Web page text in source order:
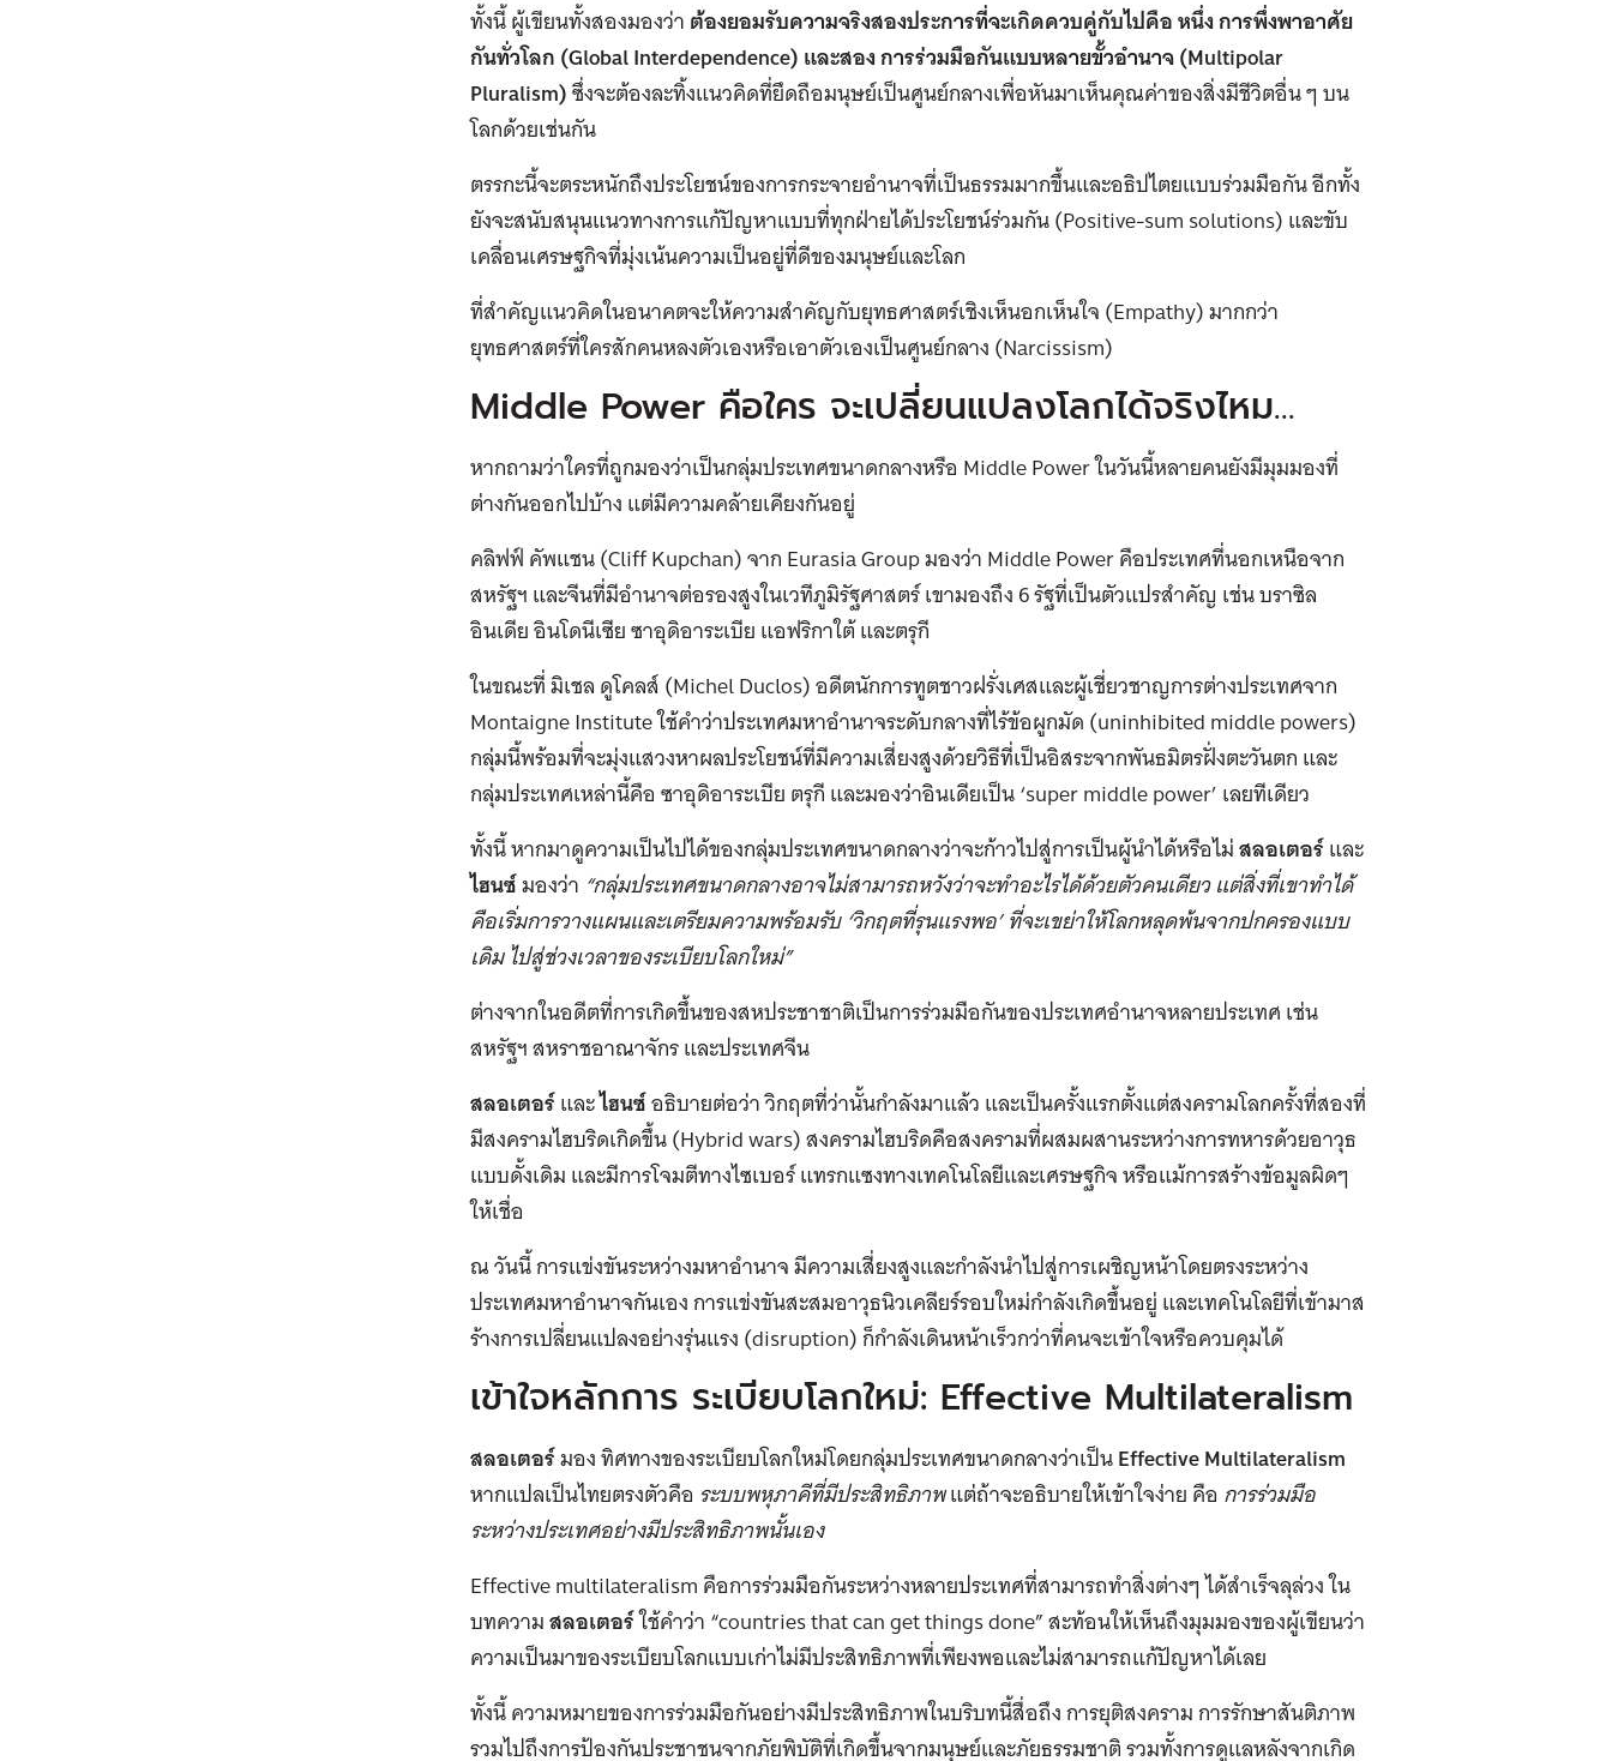
ทั้งนี้ ผู้เขียนทั้งสองมองว่าต้องยอมรับความจริงสองประการที่จะเกิดควบคู่กับไปคือ หนึ่ง การพึ่งพาอาศัย
กันทั่วโลก (Global Interdependence) และสอง การร่วมมือกันแบบหลายขั้วอำนาจ (Multipolar
Pluralism)ซึ่งจะต้องละทิ้งแนวคิดที่ยึดถือมนุษย์เป็นศูนย์กลางเพื่อหันมาเห็นคุณค่าของสิ่งมีชีวิตอื่น ๆ บน
โลกด้วยเช่นกัน
ตรรกะนี้จะตระหนักถึงประโยชน์ของการกระจายอำนาจที่เป็นธรรมมากขึ้นและอธิปไตยแบบร่วมมือกัน อีกทั้ง
ยังจะสนับสนุนแนวทางการแก้ปัญหาแบบที่ทุกฝ่ายได้ประโยชน์ร่วมกัน (Positive-sum solutions) และขับ
เคลื่อนเศรษฐกิจที่มุ่งเน้นความเป็นอยู่ที่ดีของมนุษย์และโลก
ที่สำคัญแนวคิดในอนาคตจะให้ความสำคัญกับยุทธศาสตร์เชิงเห็นอกเห็นใจ (Empathy) มากกว่า
ยุทธศาสตร์ที่ใครสักคนหลงตัวเองหรือเอาตัวเองเป็นศูนย์กลาง (Narcissism)
Middle Power คือใคร จะเปลี่ยนแปลงโลกได้จริงไหม…
หากถามว่าใครที่ถูกมองว่าเป็นกลุ่มประเทศขนาดกลางหรือ Middle Power ในวันนี้หลายคนยังมีมุมมองที่
ต่างกันออกไปบ้าง แต่มีความคล้ายเคียงกันอยู่
คลิฟฟ์ คัพแชน (Cliff Kupchan) จาก Eurasia Group มองว่า Middle Power คือประเทศที่นอกเหนือจาก
สหรัฐฯ และจีนที่มีอำนาจต่อรองสูงในเวทีภูมิรัฐศาสตร์ เขามองถึง 6 รัฐที่เป็นตัวแปรสำคัญ เช่น บราซิล
อินเดีย อินโดนีเซีย ซาอุดิอาระเบีย แอฟริกาใต้ และตรุกี
ในขณะที่ มิเชล ดูโคลส์ (Michel Duclos) อดีตนักการทูตชาวฝรั่งเศสและผู้เชี่ยวชาญการต่างประเทศจาก
Montaigne Institute ใช้คำว่าประเทศมหาอำนาจระดับกลางที่ไร้ข้อผูกมัด (uninhibited middle powers)
กลุ่มนี้พร้อมที่จะมุ่งแสวงหาผลประโยชน์ที่มีความเสี่ยงสูงด้วยวิธีที่เป็นอิสระจากพันธมิตรฝั่งตะวันตก และ
กลุ่มประเทศเหล่านี้คือ ซาอุดิอาระเบีย ตรุกี และมองว่าอินเดียเป็น ‘super middle power’ เลยทีเดียว
ทั้งนี้ หากมาดูความเป็นไปได้ของกลุ่มประเทศขนาดกลางว่าจะก้าวไปสู่การเป็นผู้นำได้หรือไม่สลอเตอร์และ
ไฮนซ์มองว่า “กลุ่มประเทศขนาดกลางอาจไม่สามารถหวังว่าจะทำอะไรได้ด้วยตัวคนเดียว แต่สิ่งที่เขาทำได้
คือเริ่มการวางแผนและเตรียมความพร้อมรับ ‘วิกฤตที่รุนแรงพอ’ ที่จะเขย่าให้โลกหลุดพ้นจากปกครองแบบ
เดิม ไปสู่ช่วงเวลาของระเบียบโลกใหม่”
ต่างจากในอดีตที่การเกิดขึ้นของสหประชาชาติเป็นการร่วมมือกันของประเทศอำนาจหลายประเทศ เช่น
สหรัฐฯ สหราชอาณาจักร และประเทศจีน
สลอเตอร์และไฮนซ์อธิบายต่อว่า วิกฤตที่ว่านั้นกำลังมาแล้ว และเป็นครั้งแรกตั้งแต่สงครามโลกครั้งที่สองที่
มีสงครามไฮบริดเกิดขึ้น (Hybrid wars) สงครามไฮบริดคือสงครามที่ผสมผสานระหว่างการทหารด้วยอาวุธ
แบบดั้งเดิม และมีการโจมตีทางไซเบอร์ แทรกแซงทางเทคโนโลยีและเศรษฐกิจ หรือแม้การสร้างข้อมูลผิดๆ
ให้เชื่อ
ณ วันนี้ การแข่งขันระหว่างมหาอำนาจ มีความเสี่ยงสูงและกำลังนำไปสู่การเผชิญหน้าโดยตรงระหว่าง
ประเทศมหาอำนาจกันเอง การแข่งขันสะสมอาวุธนิวเคลียร์รอบใหม่กำลังเกิดขึ้นอยู่ และเทคโนโลยีที่เข้ามาส
ร้างการเปลี่ยนแปลงอย่างรุ่นแรง (disruption) ก็กำลังเดินหน้าเร็วกว่าที่คนจะเข้าใจหรือควบคุมได้
เข้าใจหลักการ ระเบียบโลกใหม่: Effective Multilateralism
สลอเตอร์มอง ทิศทางของระเบียบโลกใหม่โดยกลุ่มประเทศขนาดกลางว่าเป็นEffective Multilateralism
หากแปลเป็นไทยตรงตัวคือ ระบบพหุภาคีที่มีประสิทธิภาพแต่ถ้าจะอธิบายให้เข้าใจง่าย คือ การร่วมมือ
ระหว่างประเทศอย่างมีประสิทธิภาพนั้นเอง
Effective multilateralism คือการร่วมมือกันระหว่างหลายประเทศที่สามารถทำสิ่งต่างๆ ได้สำเร็จลุล่วง ใน
บทความสลอเตอร์ใช้คำว่า “countries that can get things done” สะท้อนให้เห็นถึงมุมมองของผู้เขียนว่า
ความเป็นมาของระเบียบโลกแบบเก่าไม่มีประสิทธิภาพที่เพียงพอและไม่สามารถแก้ปัญหาได้เลย
ทั้งนี้ ความหมายของการร่วมมือกันอย่างมีประสิทธิภาพในบริบทนี้สื่อถึง การยุติสงคราม การรักษาสันติภาพ
รวมไปถึงการป้องกันประชาชนจากภัยพิบัติที่เกิดขึ้นจากมนุษย์และภัยธรรมชาติ รวมทั้งการดูแลหลังจากเกิด